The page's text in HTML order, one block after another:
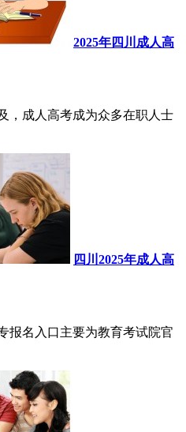
2025年四川成人高
，成人高考成为众多在职人士
四川2025年成人高
报名入口主要为教育考试院官